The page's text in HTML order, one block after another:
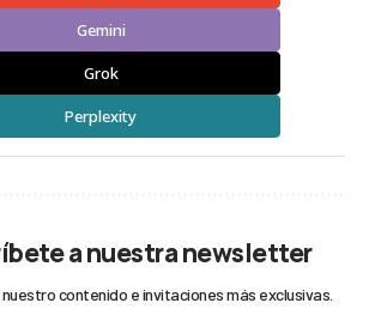
Gemini
Grok
Perplexity
a nuestra newsletter
contenido e invitaciones más exclusivas.